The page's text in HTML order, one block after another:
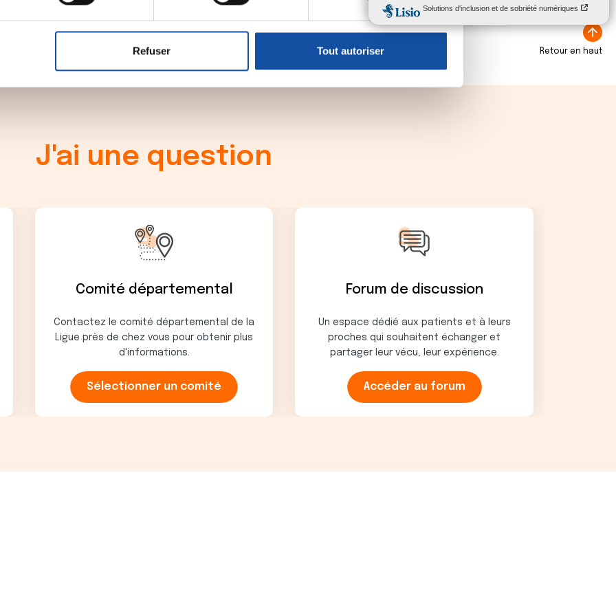
de vos données personnelles et définir vos préférences, reportez-vous à lasection «
ou retirer votre consentement à tout moment à partir de la déclaration sur les cookies.
Refuser Tout autoriser Retour en haut
J'ai une question
Comité départemental
Contactez le comité départemental de la
Ligue près de chez vous pour obtenir plus
d'informations.
Sélectionner un comité
Forum de discussion
Un espace dédié aux patients et à leurs
proches qui souhaitent échanger et
partager leur vécu, leur expérience.
Accéder au forum